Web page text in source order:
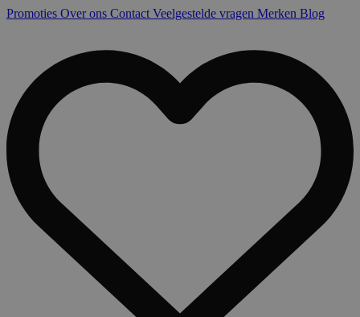
Promoties Over ons Contact Veelgestelde vragen Merken Blog